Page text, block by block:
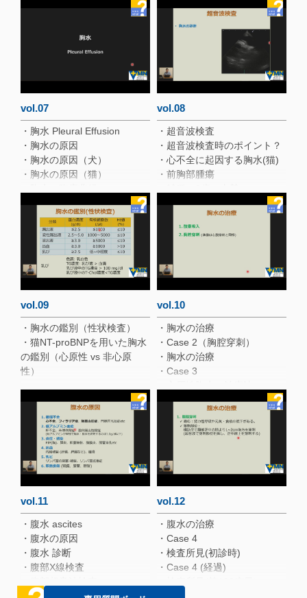
リスク
vol.07
・胸水 Pleural Effusion
・胸水の原因
・胸水の原因（犬）
・胸水の原因（猫）
・雑種、21.5歳、避妊雌
・胸水 診断
・胸部X線検査①
・胸部X線検査②
・胸部X線検査③
・胸部X線検査④
vol.08
・超音波検査
・超音波検査時のポイント？
・心不全に起因する胸水(猫)
・前胸部腫瘍
・肺エコー検査
vol.09
・胸水の鑑別（性状検査）
・猫NT-proBNPを用いた胸水
の鑑別（心原性 vs 非心原
性）
vol.10
・胸水の治療
・Case 2（胸腔穿刺）
・胸水の治療
・Case 3
vol.11
・腹水 ascites
・腹水の原因
・腹水 診断
・腹部X線検査
vol.12
・腹水の治療
・Case 4
・検査所見(初診時)
・Case 4 (経過)